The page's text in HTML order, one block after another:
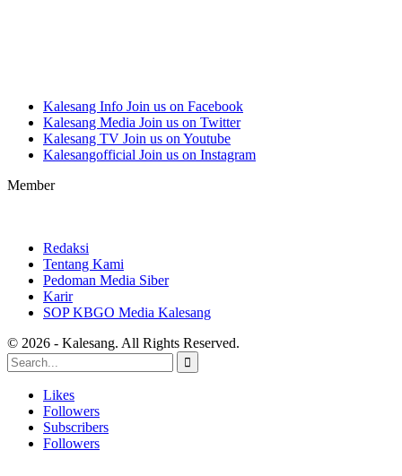
Kalesang Info Join us on Facebook
Kalesang Media Join us on Twitter
Kalesang TV Join us on Youtube
Kalesangofficial Join us on Instagram
Member
Redaksi
Tentang Kami
Pedoman Media Siber
Karir
SOP KBGO Media Kalesang
© 2026 - Kalesang. All Rights Reserved.
Likes
Followers
Subscribers
Followers